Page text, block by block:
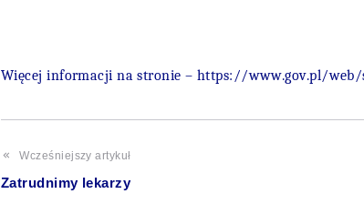
Więcej informacji na stronie – https://www.gov.pl/web/
Wcześniejszy artykuł
Zatrudnimy lekarzy